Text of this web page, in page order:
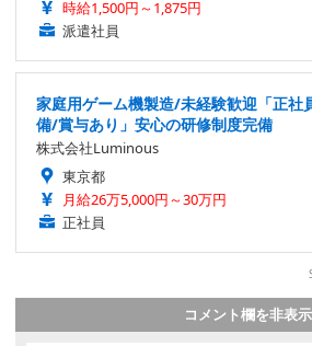
時給1,500円～1,875円
派遣社員
家庭用ゲーム機製造/未経験歓迎「正
備/賞与あり」安心の研修制度完備
株式会社Luminous
東京都
月給26万5,000円～30万円
正社員
コメント欄を非表示